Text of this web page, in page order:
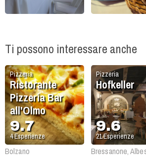
Ti possono interessare anche
Pizzeria
Ristorante
Pizzeria Bar
all'Olmo
9.7
4Esperienze
Bolzano
Pizzeria
Hofkeller
9.6
21Esperienze
Bressanone,